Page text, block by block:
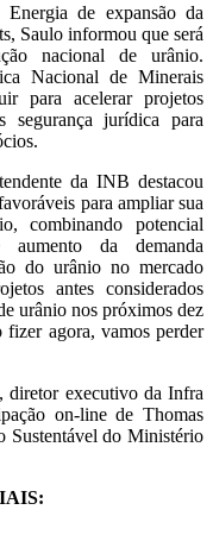
de expansão da
Saulo informou que será
nacional de urânio.
Nacional de Minerais
para acelerar projetos
segurança jurídica para
da INB destacou
para ampliar sua
combinando potencial
aumento da demanda
do urânio no mercado
antes considerados
urânio nos próximos dez
fizer agora, vamos perder
diretor executivo da Infra
on-line de Thomas
Sustentável do Ministério